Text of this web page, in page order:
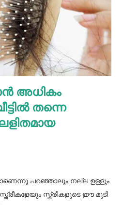
ചൈല്‍ഡ് ലൈനിലും വിവരം
പൊലീസെത്തി അച്ഛനെയും
ചോദ്യം ചെയ്തു.
അച്ഛൻ പൊലീസിനോട്
പരിശോധന
കണ്ടെത്തി.
ചോദ്യം ചെയ്തു.
അധികം
തന്നെ
പറഞ്ഞാലും നല്ല ഉള്ളും
സ്ത്രീകളുടെ ഈ മുടി